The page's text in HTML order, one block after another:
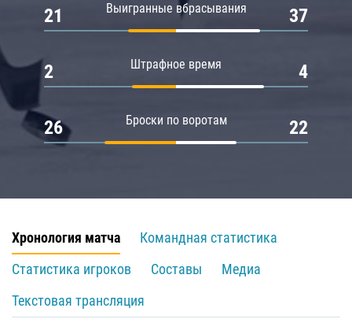
Выигранные вбрасывания
21 37
Штрафное время
2 4
Броски по воротам
26 22
Хронология матча
Командная статистика
Статистика игроков
Составы
Медиа
Текстовая трансляция